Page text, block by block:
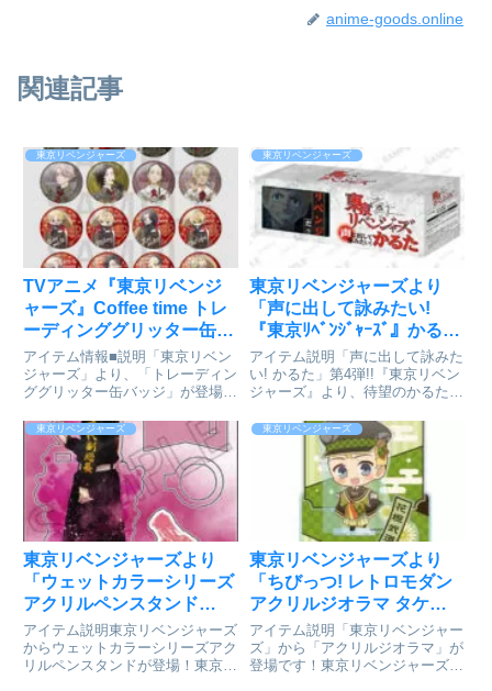
anime-goods.online
関連記事
東京リベンジャーズ
TVアニメ『東京リベンジ
ャーズ』Coffee time トレ
ーディンググリッター缶バ
ッジ 16個入りBOX[イーデ
ィス]が予約受付中
アイテム情報■説明「東京リベン
ジャーズ」より、「トレーディン
ググリッター缶バッジ」が登場で
ング商品のため、キャラクターは
選べません。■サイズ約φ56mm東
京リベンジャーズ_Coffee time ト
レーディ...
東京リベンジャーズ
東京リベンジャーズより
「声に出して詠みたい!
『東京ﾘﾍﾞﾝｼﾞｬｰｽﾞ』かる
た」が好評発売中
アイテム説明「声に出して詠みた
い! かるた」第4弾!!『東京リベン
ジャーズ』より、待望のかるたが
面を余すところなく使用し 「こ
れはオレの人生のリベンジだ!!」
「オレが東卍のトップになる」な
ど 心に残る選りす...
東京リベンジャーズ
東京リベンジャーズより
「ウェットカラーシリーズ
アクリルペンスタンド
Vol.3 龍宮寺 堅」が好評発
売中
アイテム説明東京リベンジャーズ
からウェットカラーシリーズアク
リルペンスタンドが登場！東京リ
東京リベンジャーズ
東京リベンジャーズより
「ちびっつ! レトロモダン
アクリルジオラマ タケミ
チ」の紹介
アイテム説明「東京リベンジャー
ズ」から「アクリルジオラマ」が
登場です！東京リベンジャーズ_